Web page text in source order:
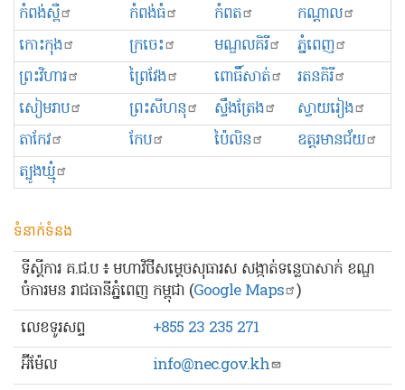
កំពង់ស្ពឺ
កំពង់ធំ កំពត
កណ្ដាល
កោះកុង
ក្រចេះ មណ្ឌលគិរី
ភ្នំពេញ
ព្រះ​វិហារ
ព្រៃវែង ពោធិ៍សាត់
រតនគិរី
សៀមរាប
ព្រះសីហនុ ស្ទឹងត្រែង
ស្វាយរៀង
តាកែវ
កែប ប៉ៃលិន
ឧត្ដរមានជ័យ
ត្បូងឃ្មុំ
ទំនាក់ទំនង
ទីស្ដីការ គ.ជ.ប ៖ មហាវិថីសម្ដេចសុធារស សង្កាត់ទន្លេបាសាក់ ខណ្ឌ
ចំការមន រាជធានីភ្នំពេញ កម្ពុជា (Google Maps )
លេខ​ទូរសព្ទ
+855 23 235 271
អ៊ីម៉ែល
info@nec.gov.kh